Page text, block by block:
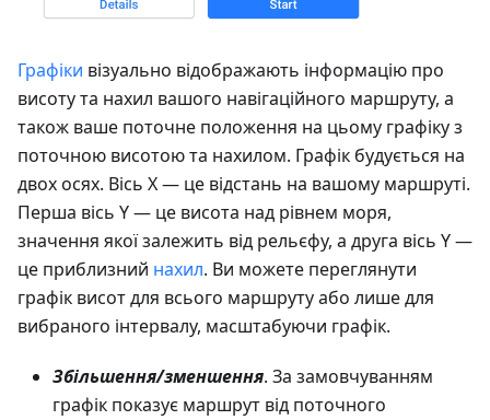
Графіки візуально відображають інформацію про
висоту та нахил вашого навігаційного маршруту, а
також ваше поточне положення на цьому графіку з
поточною висотою та нахилом. Графік будується на
двох осях. Вісь X — це відстань на вашому маршруті.
Перша вісь Y — це висота над рівнем моря,
значення якої залежить від рельєфу, а друга вісь Y —
це приблизний нахил. Ви можете переглянути
графік висот для всього маршруту або лише для
вибраного інтервалу, масштабуючи графік.
Збільшення/зменшення. За замовчуванням
графік показує маршрут від поточного